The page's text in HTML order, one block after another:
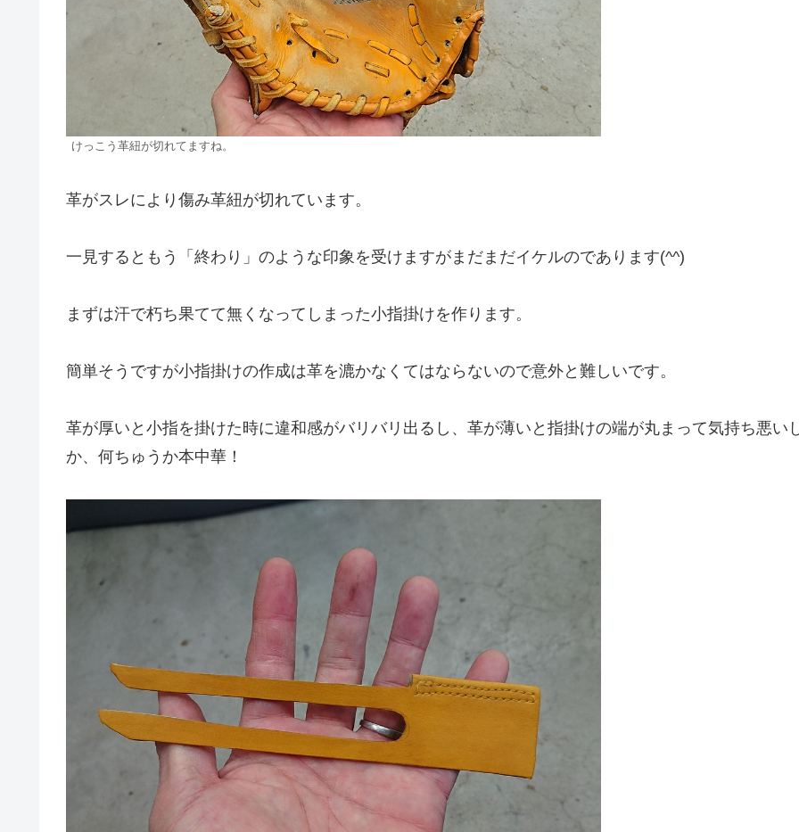
けっこう革紐が切れてますね。
革がスレにより傷み革紐が切れています。
一見するともう「終わり」のような印象を受けますがまだまだイケルのであります(^^)
まずは汗で朽ち果てて無くなってしまった小指掛けを作ります。
簡単そうですが小指掛けの作成は革を漉かなくてはならないので意外と難しいです。
革が厚いと小指を掛けた時に違和感がバリバリ出るし、革が薄いと指掛けの端が丸まって気持ち悪い
か、何ちゅうか本中華！